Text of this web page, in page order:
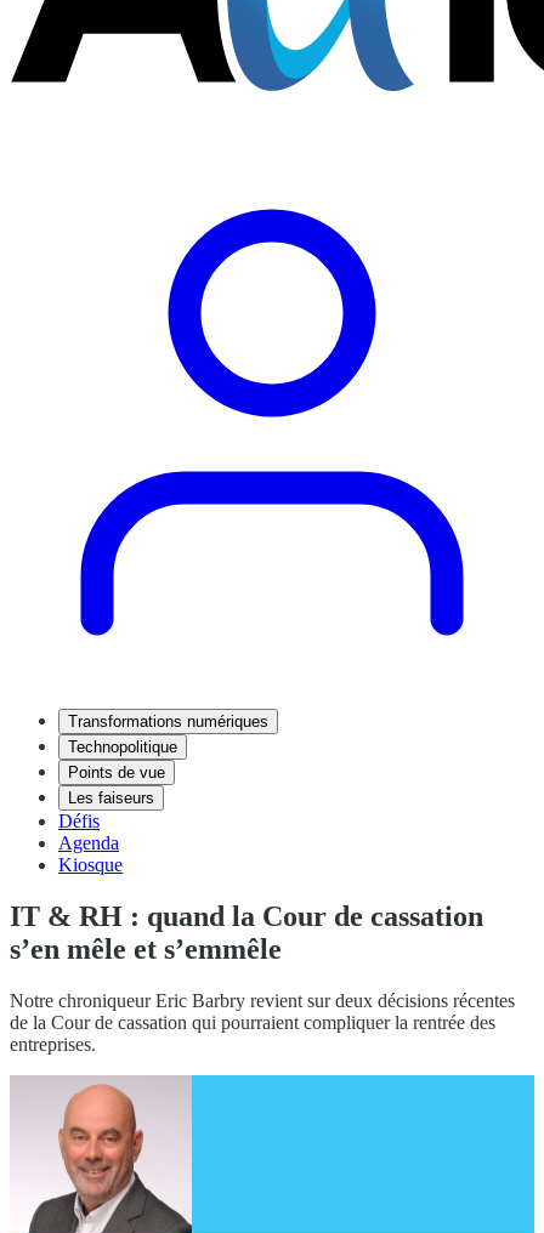
Transformations numériques
Technopolitique
Points de vue
Les faiseurs
Défis
Agenda
Kiosque
IT & RH : quand la Cour de cassation
s’en mêle et s’emmêle
Notre chroniqueur Eric Barbry revient sur deux décisions récentes
de la Cour de cassation qui pourraient compliquer la rentrée des
entreprises.